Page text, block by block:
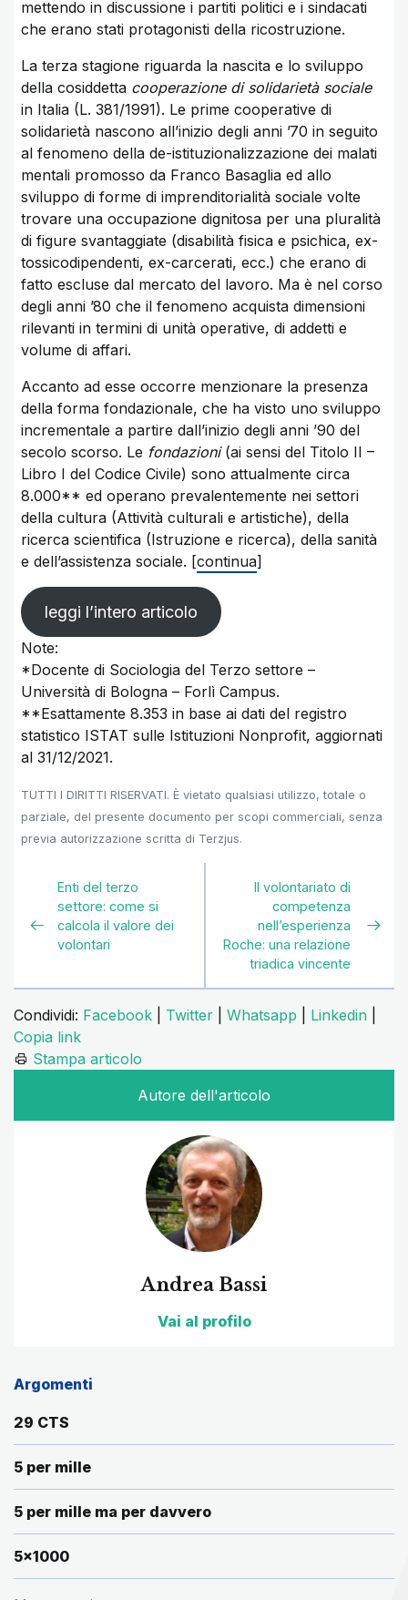
mettendo in discussione i partiti politici e i sindacati
che erano stati protagonisti della ricostruzione.
La terza stagione riguarda la nascita e lo sviluppo
della cosiddetta cooperazione di solidarietà sociale
in Italia (L. 381/1991). Le prime cooperative di
solidarietà nascono all’inizio degli anni ’70 in seguito
al fenomeno della de-istituzionalizzazione dei malati
mentali promosso da Franco Basaglia ed allo
sviluppo di forme di imprenditorialità sociale volte
trovare una occupazione dignitosa per una pluralità
di figure svantaggiate (disabilità fisica e psichica, ex-
tossicodipendenti, ex-carcerati, ecc.) che erano di
fatto escluse dal mercato del lavoro. Ma è nel corso
degli anni ’80 che il fenomeno acquista dimensioni
rilevanti in termini di unità operative, di addetti e
volume di affari.
Accanto ad esse occorre menzionare la presenza
della forma fondazionale, che ha visto uno sviluppo
incrementale a partire dall’inizio degli anni ’90 del
secolo scorso. Le fondazioni(ai sensi del Titolo II –
Libro I del Codice Civile) sono attualmente circa
8.000** ed operano prevalentemente nei settori
della cultura (Attività culturali e artistiche), della
ricerca scientifica (Istruzione e ricerca), della sanità
e dell’assistenza sociale. [continua]
leggi l’intero articolo
Note:
*Docente di Sociologia del Terzo settore –
Università di Bologna – Forlì Campus.
**Esattamente 8.353 in base ai dati del registro
statistico ISTAT sulle Istituzioni Nonprofit, aggiornati
al 31/12/2021.
TUTTI I DIRITTI RISERVATI. È vietato qualsiasi utilizzo, totale o
parziale, del presente documento per scopi commerciali, senza
previa autorizzazione scritta di Terzjus.
Enti del terzo
settore: come si
calcola il valore dei
volontari
Il volontariato di
competenza
nell’esperienza
Roche: una relazione
triadica vincente
Condividi: Facebook Twitter Whatsapp Linkedin
Copia link
Stampa articolo
Autore dell'articolo
Andrea Bassi
Vai al profilo
Argomenti
29 CTS
5 per mille
5 per mille ma per davvero
5x1000